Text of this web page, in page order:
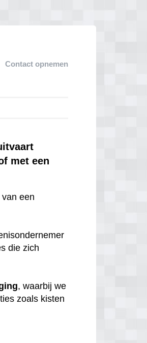
Contact opnemen
met een
een
die zich
, waarbij we
zoals kisten